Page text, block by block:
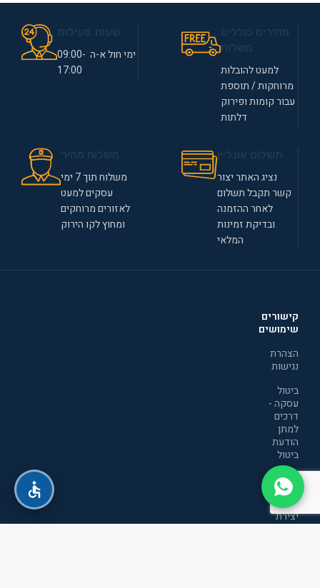
למעט להובלות
מרוחקות / תוספת
עבור קומות ופירוק
דלתות
ימי חול א-ה 09:00-
17:00
נציג האתר יצור
קשר תקבל תשלום
לאחר ההזמנה
ובדיקת זמינות
המלאי
משלוח תוך 7 ימי
עסקים למעט
לאזורים מרוחקים
ומחוץ לקו הירוק
קישורים
שימושים
הצהרת
נגישות
ביטול
עסקה -
דרכים
למתן
הודעת
ביטול
מדיניות
הפרטיות
יצירת